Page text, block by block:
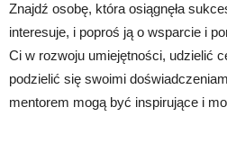
Znajdź osobę, która osiągnęła
interesuje, i poproś ją o wsparcie i
Ci w rozwoju umiejętności, udzielić
podzielić się swoimi
mentorem mogą być inspirujące i